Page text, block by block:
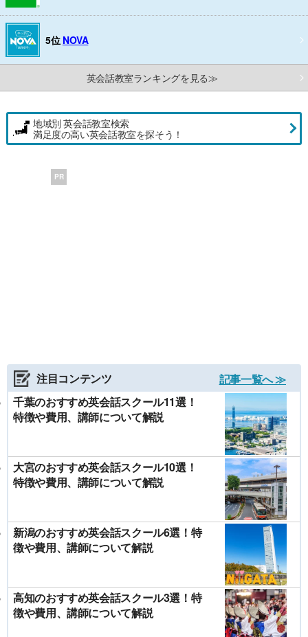
5位 NOVA
英会話教室ランキングを見る≫
地域別 英会話教室検索
満足度の高い英会話教室を探そう！
PR
注目コンテンツ
記事一覧へ ≫
千葉のおすすめ英会話スクール11選！
特徴や費用、講師について解説
大宮のおすすめ英会話スクール10選！
特徴や費用、講師について解説
新潟のおすすめ英会話スクール6選！特
徴や費用、講師について解説
高知のおすすめ英会話スクール3選！特
徴や費用、講師について解説